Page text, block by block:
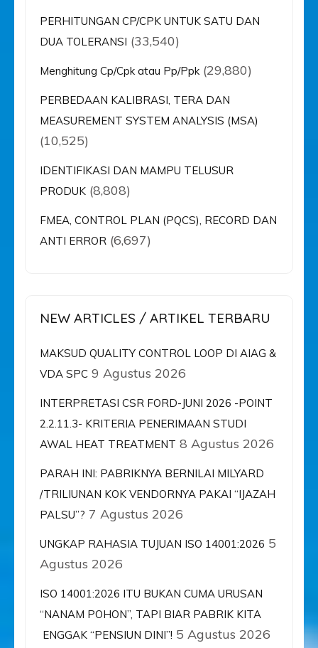
PERHITUNGAN CP/CPK UNTUK SATU DAN
DUA TOLERANSI (33,540)
Menghitung Cp/Cpk atau Pp/Ppk (29,880)
PERBEDAAN KALIBRASI, TERA DAN
MEASUREMENT SYSTEM ANALYSIS (MSA)
(10,525)
IDENTIFIKASI DAN MAMPU TELUSUR
PRODUK (8,808)
FMEA, CONTROL PLAN (PQCS), RECORD DAN
ANTI ERROR (6,697)
NEW ARTICLES / ARTIKEL TERBARU
MAKSUD QUALITY CONTROL LOOP DI AIAG &
VDA SPC 9 Agustus 2026
INTERPRETASI CSR FORD-JUNI 2026 -POINT
2.2.11.3- KRITERIA PENERIMAAN STUDI
AWAL HEAT TREATMENT 8 Agustus 2026
PARAH INI: PABRIKNYA BERNILAI MILYARD
/TRILIUNAN KOK VENDORNYA PAKAI “IJAZAH
PALSU”? 7 Agustus 2026
UNGKAP RAHASIA TUJUAN ISO 14001:2026 5
Agustus 2026
ISO 14001:2026 ITU BUKAN CUMA URUSAN
“NANAM POHON”, TAPI BIAR PABRIK KITA
ENGGAK “PENSIUN DINI”! 5 Agustus 2026